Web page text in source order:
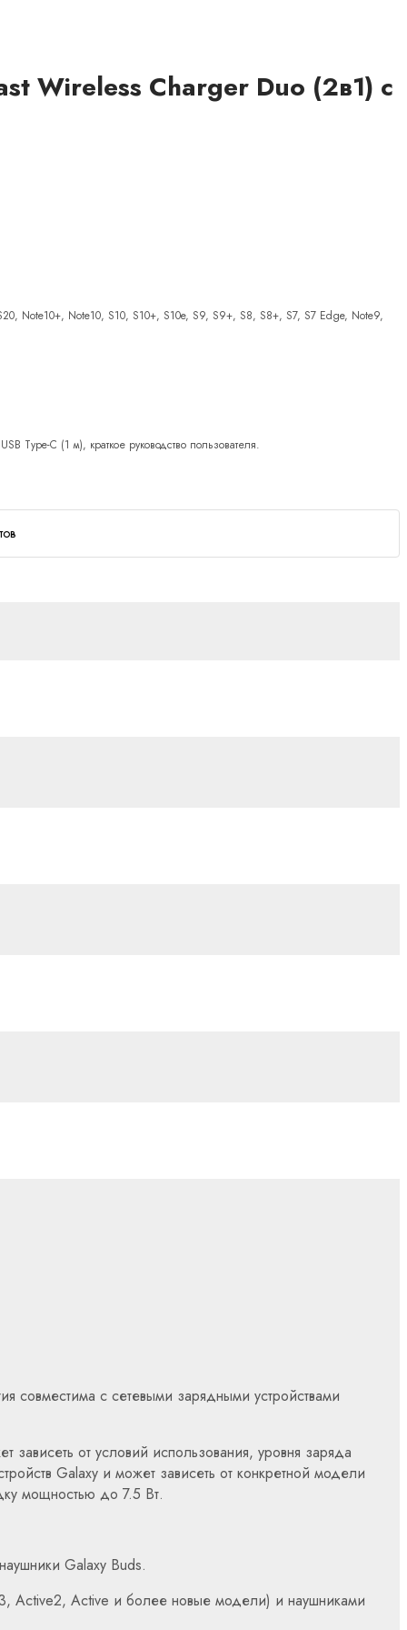
Wireless Charger Duo (2в1) с
Note10+, Note10, S10, S10+, S10e, S9, S9+, S8, S8+, S7, S7 Edge, Note9,
Type-C (1 м), краткое руководство пользователя.
совместима с сетевыми зарядными устройствами
от условий использования, уровня заряда
Galaxy и может зависеть от конкретной модели
мощностью до 7.5 Вт.
Galaxy Buds.
Active2, Active и более новые модели) и наушниками